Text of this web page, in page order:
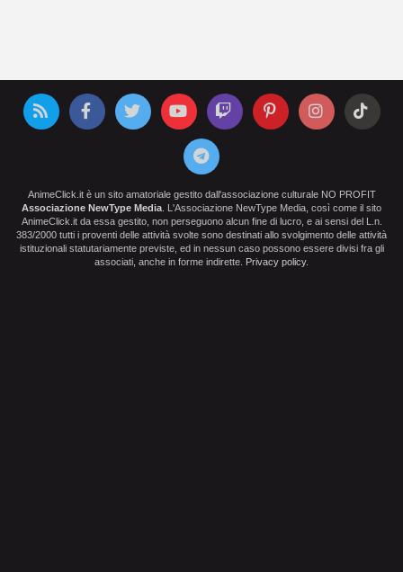
AnimeClick.it è un sito amatoriale gestito dall'associazione culturale NO PROFIT
Associazione NewType Media . L'Associazione NewType Media, così come il sito
AnimeClick.it da essa gestito, non perseguono alcun fine di lucro, e ai sensi del L.n.
383/2000 tutti i proventi delle attività svolte sono destinati allo svolgimento delle attività
istituzionali statutariamente previste, ed in nessun caso possono essere divisi fra gli
associati, anche in forme indirette. Privacy policy.